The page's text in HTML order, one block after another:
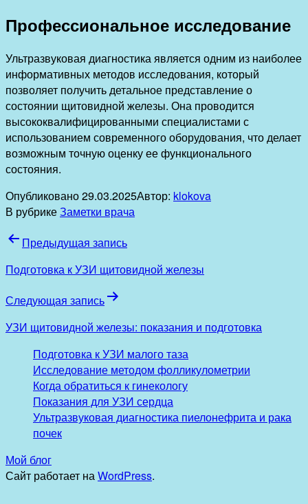
Профессиональное исследование
Ультразвуковая диагностика является одним из наиболее
информативных методов исследования, который
позволяет получить детальное представление о
состоянии щитовидной железы. Она проводится
высококвалифицированными специалистами с
использованием современного оборудования, что делает
возможным точную оценку ее функционального
состояния.
Опубликовано29.03.2025Автор: klokova
В рубрикеЗаметки врача
Навигация
по
Предыдущая запись
Подготовка к УЗИ щитовидной железы
Следующая запись
УЗИ щитовидной железы: показания и подготовка
Подготовка к УЗИ малого таза
Исследование методом фолликулометрии
Когда обратиться к гинекологу
Показания для УЗИ сердца
Ультразвуковая диагностика пиелонефрита и рака
почек
Мой блог
Сайт работает на WordPress.